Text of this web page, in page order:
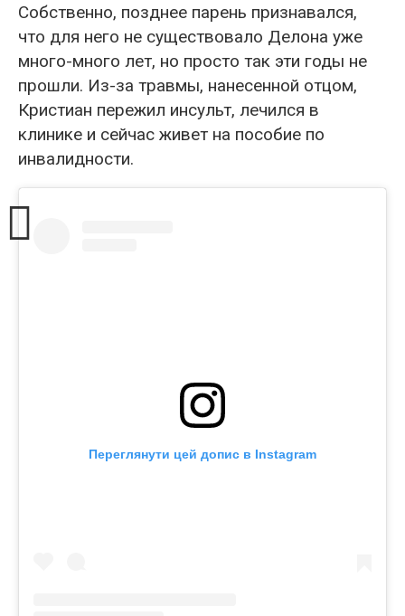
Собственно, позднее парень признавался,
что для него не существовало Делона уже
много-много лет, но просто так эти годы не
прошли. Из-за травмы, нанесенной отцом,
Кристиан пережил инсульт, лечился в
клинике и сейчас живет на пособие по
инвалидности.
Переглянути цей допис в Instagram